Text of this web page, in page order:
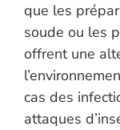
que les
soude ou les
offrent une
cas des
attaques